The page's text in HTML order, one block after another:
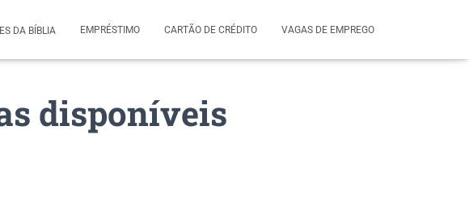
DA BÍBLIA EMPRÉSTIMO CARTÃO DE CRÉDITO VAGAS DE EMPREGO
disponíveis